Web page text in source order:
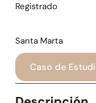
Registrado
Santa Marta
Caso de